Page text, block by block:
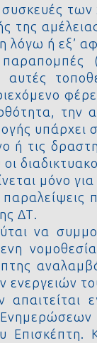
της
λόγω ή εξ’
αυτές
την
υπάρχει
ή τις
μόνο
ΔΤ.
να
ενεργειών
Επισκέπτη.